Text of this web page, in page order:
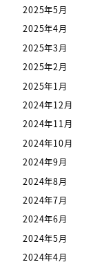
2025年5月
2025年4月
2025年3月
2025年2月
2025年1月
2024年12月
2024年11月
2024年10月
2024年9月
2024年8月
2024年7月
2024年6月
2024年5月
2024年4月